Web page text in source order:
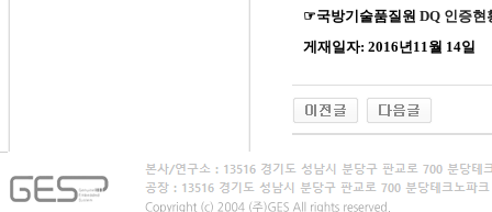
☞국방기술품질원 DQ 인증현
게재일자: 2016년11월 14일